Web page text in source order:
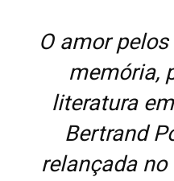
O amor
memória,
literatura
Bertrand
relançada